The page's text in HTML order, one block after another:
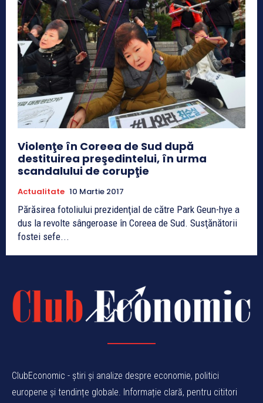
Violenţe în Coreea de Sud după
destituirea preşedintelui, în urma
scandalului de corupţie
Actualitate 10 Martie 2017
Părăsirea fotoliului prezidenţial de către Park Geun-hye a
dus la revolte sângeroase în Coreea de Sud. Susţănătorii
fostei sefe...
ClubEconomic - știri și analize despre economie, politici
europene și tendințe globale. Informație clară, pentru cititori